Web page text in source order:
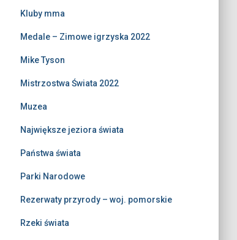
Kluby mma
Medale – Zimowe igrzyska 2022
Mike Tyson
Mistrzostwa Świata 2022
Muzea
Największe jeziora świata
Państwa świata
Parki Narodowe
Rezerwaty przyrody – woj. pomorskie
Rzeki świata